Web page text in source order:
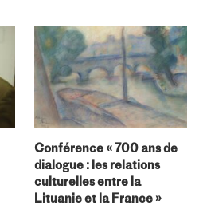
Conférence « 700 ans de
dialogue : les relations
culturelles entre la
Lituanie et la France »